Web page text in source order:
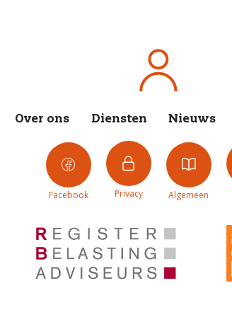
Over ons Diensten Nieuws
Facebook Privacy Algemeen